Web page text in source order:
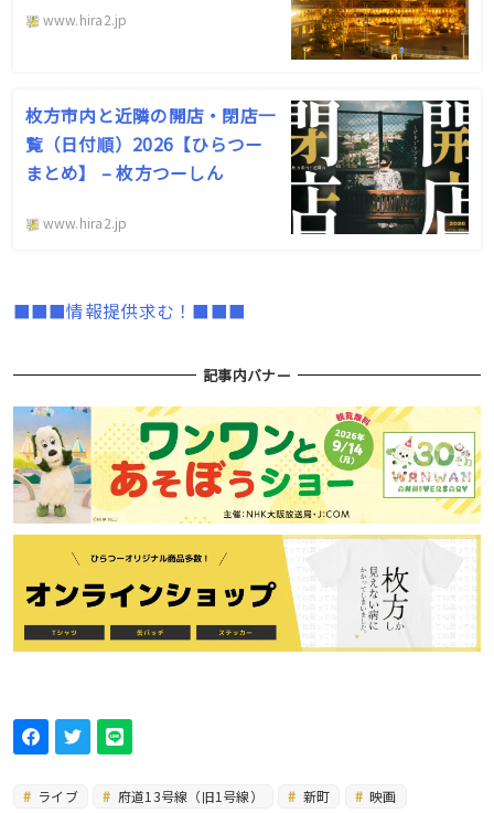
www.hira2.jp
枚方市内と近隣の開店・閉店一
覧（日付順）2026【ひらつー
まとめ】 – 枚方つーしん
www.hira2.jp
■■■情報提供求む！■■■
記事内バナー
ライブ 府道13号線（旧1号線） 新町 映画